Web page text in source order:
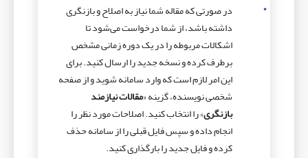
در صورتی که مقاله شما نیاز به اصلاح و بازنگری
داشته باشد، از شما درخواست می‌­شود تا
اشکالات مربوطه را در یک دوره زمانی مشخص
برطرف کرده و نسخه جدید را ارسال کنید. برای
این امر لازم است که وارد سامانه شوید و از صفحه
شخصی نویسنده، گزینه «مقالات نیازمند
بازنگری» را انتخاب کنید. اصلاحات مورد نظر را
انجام داده و سپس فایل قبلی را از سامانه حذف
کرده و فایل جدید را بارگذاری کنید.